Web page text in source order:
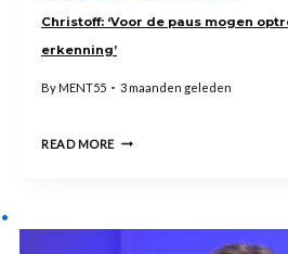
Christoff: ‘Voor de paus mogen
erkenning’
ByMENT55 3 maanden geleden
READ MORECHRISTOFF: